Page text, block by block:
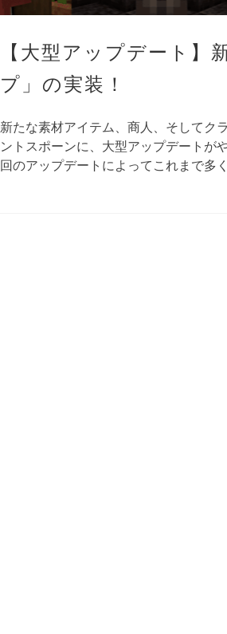
【大型アップデート】
プ」の実装！
新たな素材アイテム、商人、そして
ントスポーンに、大型アップデートが
回のアップデートによってこれまで多